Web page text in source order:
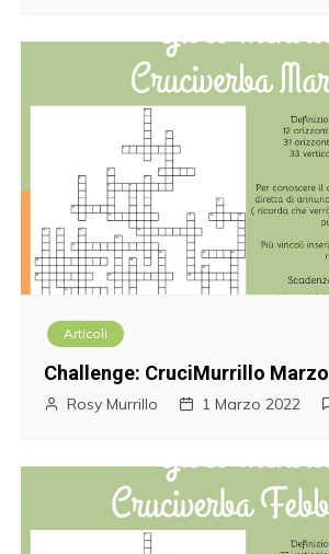
Articoli
Challenge: CruciMurrillo Marzo
Rosy Murrillo 1 Marzo 2022